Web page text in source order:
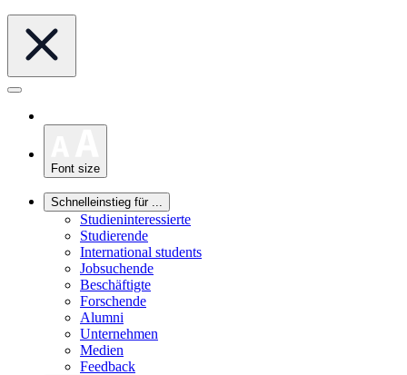
Font size
Schnelleinstieg für ...
Studieninteressierte
Studierende
International students
Jobsuchende
Beschäftigte
Forschende
Alumni
Unternehmen
Medien
Feedback